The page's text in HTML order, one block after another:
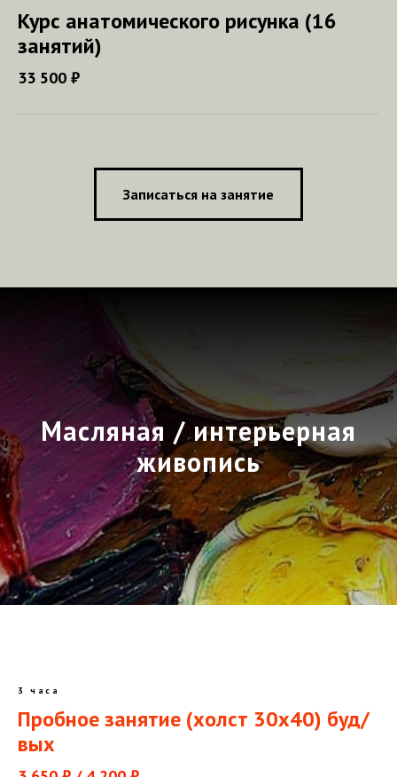
Курс анатомического рисунка (16
занятий)
33 500 ₽
Записаться на занятие
Масляная / интерьерная
живопись
3 часа
Пробное занятие (холст 30х40) буд/
вых